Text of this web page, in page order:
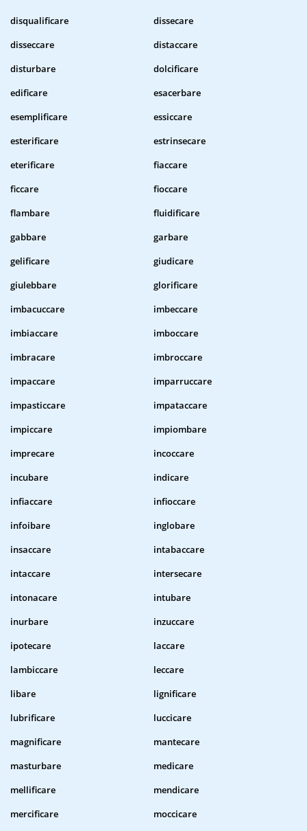
disqualificare
dissecare
disseccare
distaccare
disturbare
dolcificare
edificare
esacerbare
esemplificare
essiccare
esterificare
estrinsecare
eterificare
fiaccare
ficcare
fioccare
flambare
fluidificare
gabbare
garbare
gelificare
giudicare
giulebbare
glorificare
imbacuccare
imbeccare
imbiaccare
imboccare
imbracare
imbroccare
impaccare
imparruccare
impasticcare
impataccare
impiccare
impiombare
imprecare
incoccare
incubare
indicare
infiaccare
infioccare
infoibare
inglobare
insaccare
intabaccare
intaccare
intersecare
intonacare
intubare
inurbare
inzuccare
ipotecare
laccare
lambiccare
leccare
libare
lignificare
lubrificare
luccicare
magnificare
mantecare
masturbare
medicare
mellificare
mendicare
mercificare
moccicare